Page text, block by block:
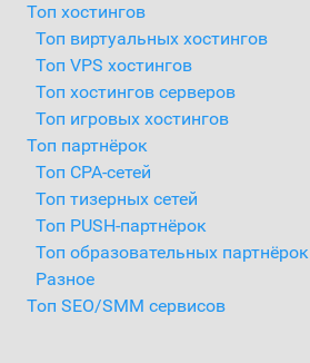
Топ хостингов
Топ виртуальных хостингов
Топ VPS хостингов
Топ хостингов серверов
Топ игровых хостингов
Топ партнёрок
Топ CPA-сетей
Топ тизерных сетей
Топ PUSH-партнёрок
Топ образовательных партнёрок
Разное
Топ SEO/SMM сервисов